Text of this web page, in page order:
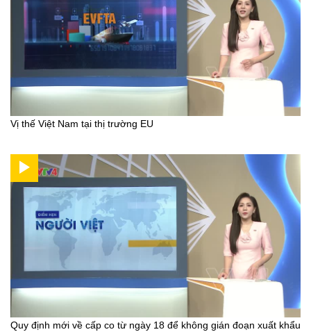
Vị thế Việt Nam tại thị trường EU
Quy định mới về cấp co từ ngày 18 để không gián đoạn xuất khẩu